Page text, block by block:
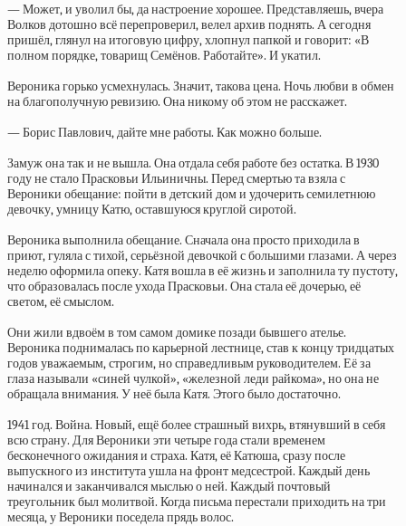
— Может, и уволил бы, да настроение хорошее. Представляешь, вчера
Волков дотошно всё перепроверил, велел архив поднять. А сегодня
пришёл, глянул на итоговую цифру, хлопнул папкой и говорит: «В
полном порядке, товарищ Семёнов. Работайте». И укатил.
Вероника горько усмехнулась. Значит, такова цена. Ночь любви в обмен
на благополучную ревизию. Она никому об этом не расскажет.
— Борис Павлович, дайте мне работы. Как можно больше.
Замуж она так и не вышла. Она отдала себя работе без остатка. В 1930
году не стало Прасковьи Ильиничны. Перед смертью та взяла с
Вероники обещание: пойти в детский дом и удочерить семилетнюю
девочку, умницу Катю, оставшуюся круглой сиротой.
Вероника выполнила обещание. Сначала она просто приходила в
приют, гуляла с тихой, серьёзной девочкой с большими глазами. А через
неделю оформила опеку. Катя вошла в её жизнь и заполнила ту пустоту,
что образовалась после ухода Прасковьи. Она стала её дочерью, её
светом, её смыслом.
Они жили вдвоём в том самом домике позади бывшего ателье.
Вероника поднималась по карьерной лестнице, став к концу тридцатых
годов уважаемым, строгим, но справедливым руководителем. Её за
глаза называли «синей чулкой», «железной леди райкома», но она не
обращала внимания. У неё была Катя. Этого было достаточно.
1941 год. Война. Новый, ещё более страшный вихрь, втянувший в себя
всю страну. Для Вероники эти четыре года стали временем
бесконечного ожидания и страха. Катя, её Катюша, сразу после
выпускного из института ушла на фронт медсестрой. Каждый день
начинался и заканчивался мыслью о ней. Каждый почтовый
треугольник был молитвой. Когда письма перестали приходить на три
месяца, у Вероники поседела прядь волос.